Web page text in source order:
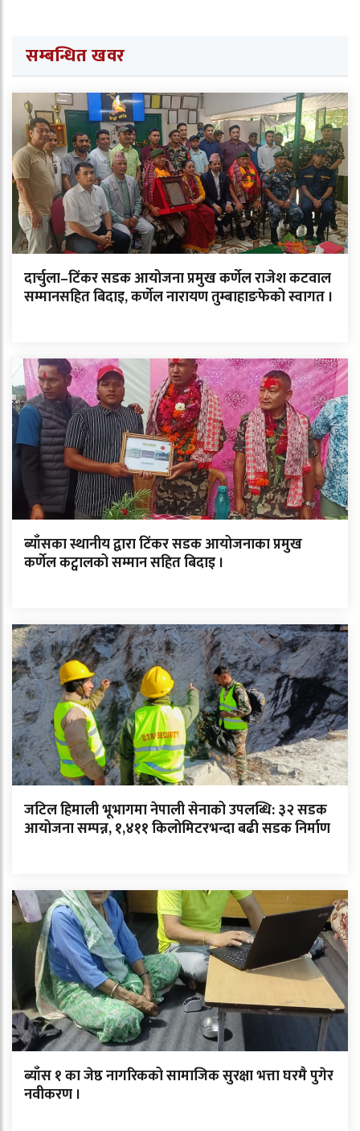
सम्बन्धित खवर
दार्चुला–टिंकर सडक आयोजना प्रमुख कर्णेल राजेश कटवाल
सम्मानसहित बिदाइ, कर्णेल नारायण तुम्बाहाङफेको स्वागत ।
ब्याँसका स्थानीय द्वारा टिंकर सडक आयोजनाका प्रमुख
कर्णेल कट्वालको सम्मान सहित बिदाइ ।
जटिल हिमाली भूभागमा नेपाली सेनाको उपलब्धि: ३२ सडक
आयोजना सम्पन्न, १,४११ किलोमिटरभन्दा बढी सडक निर्माण
ब्याँस १ का जेष्ठ नागरिकको सामाजिक सुरक्षा भत्ता घरमै पुगेर
नवीकरण ।